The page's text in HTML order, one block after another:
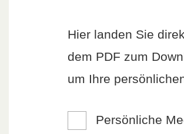
Hier landen Sie
dem PDF zum
um Ihre
Persönliche